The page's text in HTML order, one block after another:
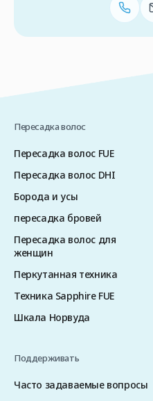
Пересадка волос
Пересадка волос FUE
Пересадка волос DHI
Борода и усы
пересадка бровей
Пересадка волос для
женщин
Перкутанная техника
Техника Sapphire FUE
Шкала Норвуда
Поддерживать
Часто задаваемые вопросы